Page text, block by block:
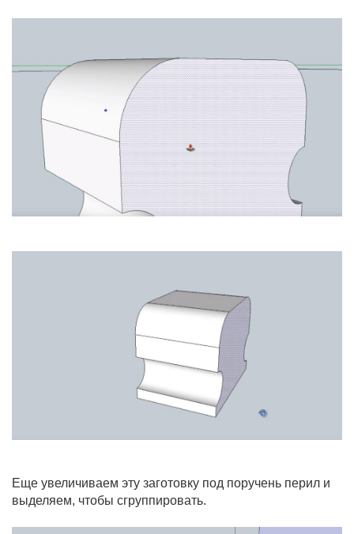
Еще увеличиваем эту заготовку под поручень перил и
выделяем, чтобы сгруппировать.